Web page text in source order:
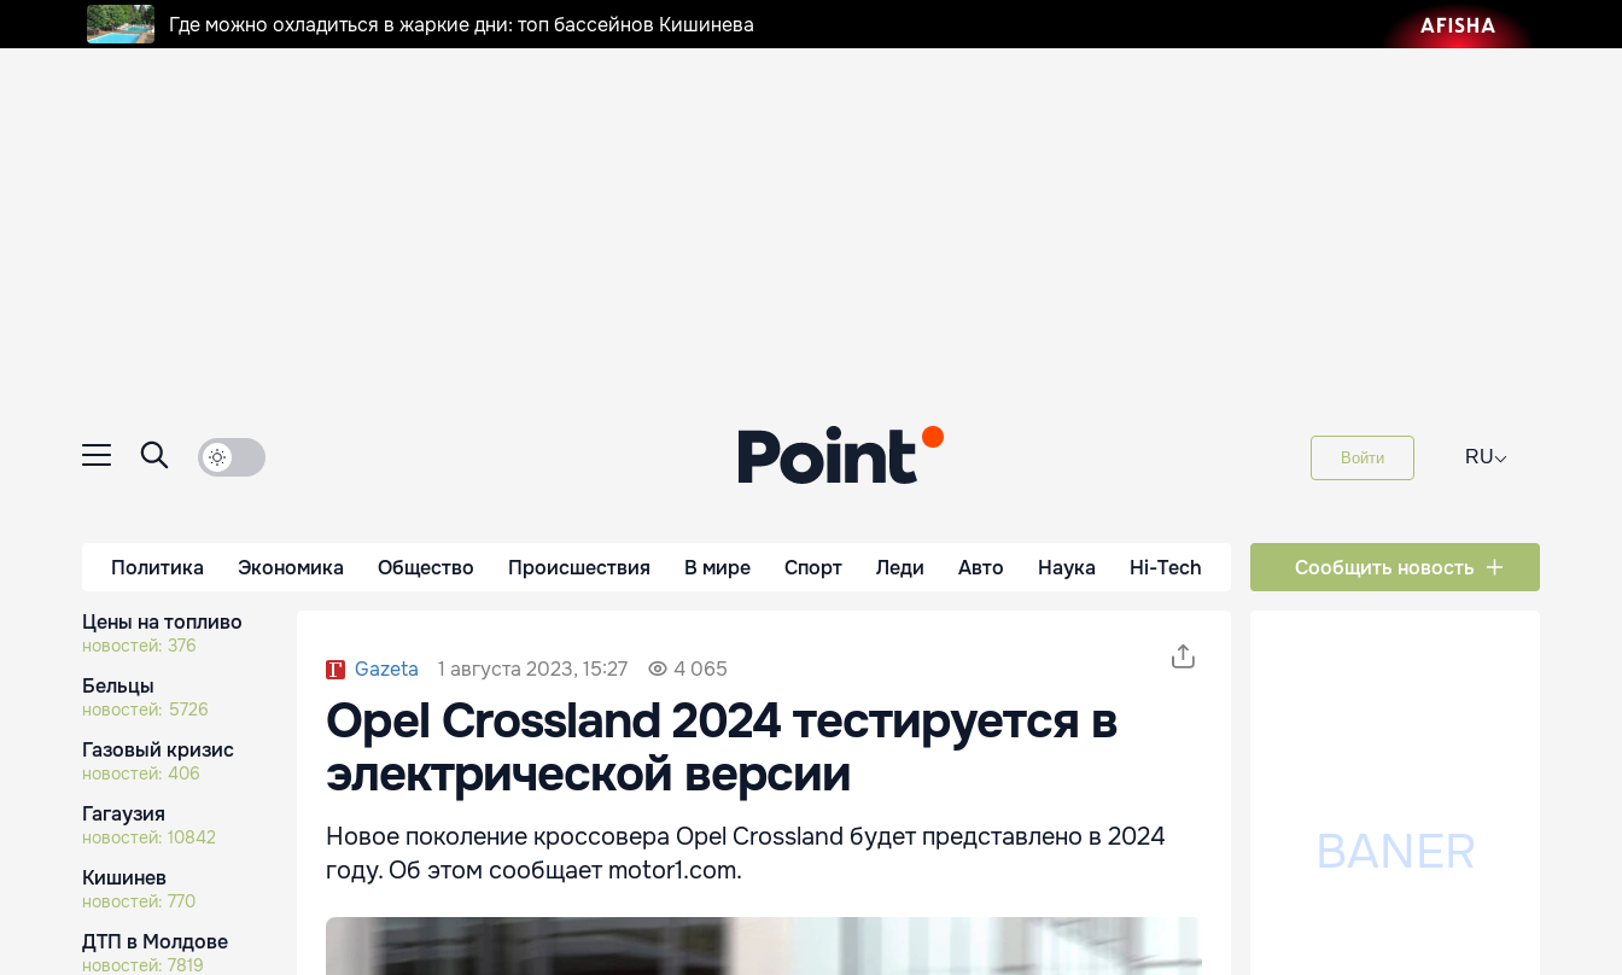
Где можно охладиться в жаркие дни: топ бассейнов Кишинева
Войти RU⌵
Политика Экономика Общество Происшествия В мире Спорт Леди Авто Наука Hi-Tech Сообщить новость
Цены на топливо
новостей: 376
Бельцы
новостей: 5726
Газовый кризис
новостей: 406
Гагаузия
новостей: 10842
Кишинев
новостей: 770
ДТП в Молдове
новостей: 7819
Gazeta 1 августа 2023, 15:27 4 065
Opel Crossland 2024 тестируется в
электрической версии
Новое поколение кроссовера Opel Crossland будет представлено в 2024
году. Об этом сообщает motor1.com.